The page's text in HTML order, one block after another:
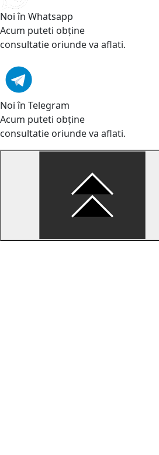
Noi în Whatsapp
Acum puteti obține
consultatie oriunde va aflati.
Noi în Telegram
Acum puteti obține
consultatie oriunde va aflati.